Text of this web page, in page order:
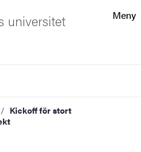
Meny
universitet
Kickoff för stort